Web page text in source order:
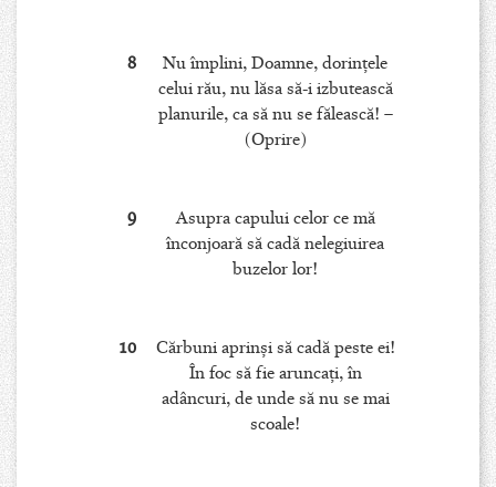
8
Nu împlini, Doamne, dorinţele
celui rău, nu lăsa să-i izbutească
planurile, ca să nu se fălească! –
(Oprire)
9
Asupra capului celor ce mă
înconjoară să cadă nelegiuirea
buzelor lor!
10
Cărbuni aprinşi să cadă peste ei!
În foc să fie aruncaţi, în
adâncuri, de unde să nu se mai
scoale!